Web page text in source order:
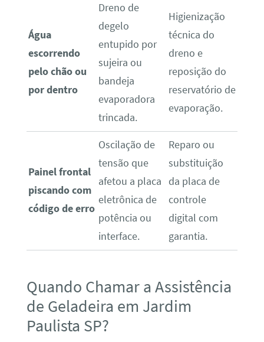
Água
escorrendo
pelo chão ou
por dentro
Dreno de
degelo
entupido por
sujeira ou
bandeja
evaporadora
trincada.
Higienização
técnica do
dreno e
reposição do
reservatório de
evaporação.
Painel frontal
piscando com
código de erro
Oscilação de
tensão que
afetou a placa
eletrônica de
potência ou
interface.
Reparo ou
substituição
da placa de
controle
digital com
garantia.
Quando Chamar a Assistência
de Geladeira em Jardim
Paulista SP?